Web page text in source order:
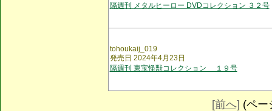
隔週刊 メタルヒーロー DVDコレクション ３２号
tohoukaij_019
発売日 2024年4月23日
隔週刊 東宝怪獣コレクション １９号
[前へ] (ペ